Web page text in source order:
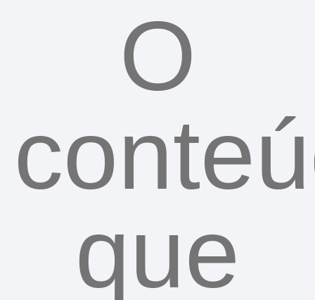
O
que